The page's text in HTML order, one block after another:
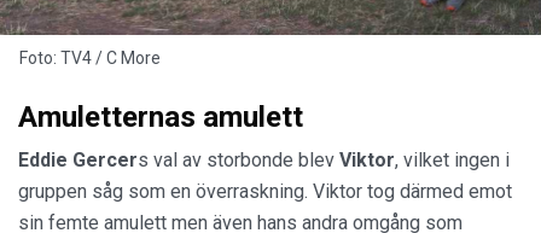
Foto: TV4 / C More
Amuletternas amulett
Eddie Gercers val av storbonde blev Viktor, vilket ingen i
gruppen såg som en överraskning. Viktor tog därmed emot
sin femte amulett men även hans andra omgång som